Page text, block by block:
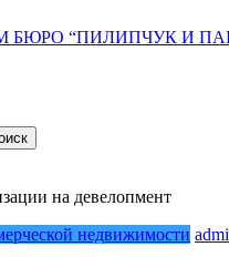
БЮРО “ПИЛИПЧУК И
на девелопмент
недвижимости